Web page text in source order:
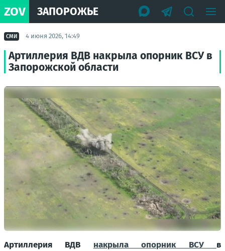
ZOV ЗАПОРОЖЬЕ
СМИ 4 июня 2026, 14:49
Артиллерия ВДВ накрыла опорник ВСУ в
Запорожской области
Артиллерия ВДВ накрыла опорник ВСУ в